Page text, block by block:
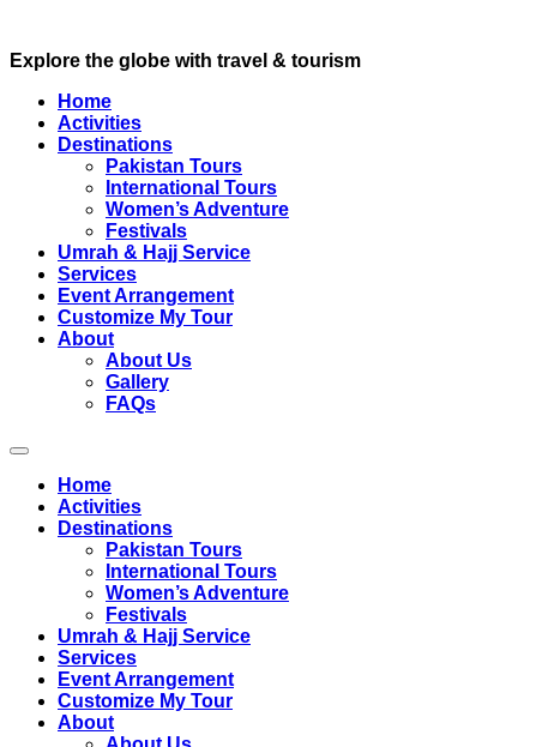
Explore the globe with travel & tourism
Home
Activities
Destinations
Pakistan Tours
International Tours
Women’s Adventure
Festivals
Umrah & Hajj Service
Services
Event Arrangement
Customize My Tour
About
About Us
Gallery
FAQs
Home
Activities
Destinations
Pakistan Tours
International Tours
Women’s Adventure
Festivals
Umrah & Hajj Service
Services
Event Arrangement
Customize My Tour
About